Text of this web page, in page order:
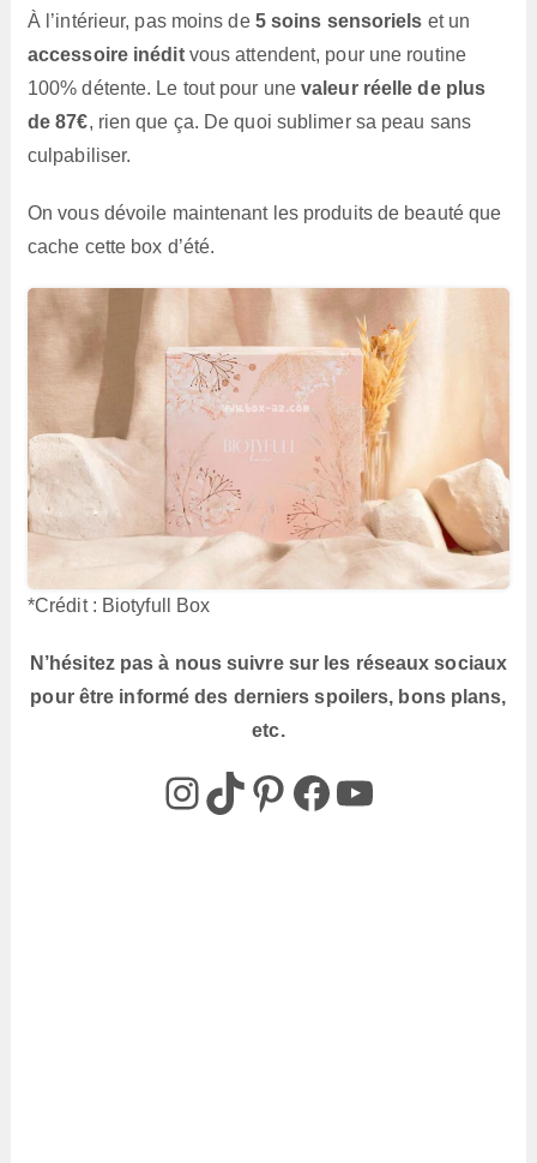
À l’intérieur, pas moins de 5 soins sensoriels et un
accessoire inéditvous attendent, pour une routine
100% détente. Le tout pour unevaleur réelle de plus
de 87€, rien que ça. De quoi sublimer sa peau sans
culpabiliser.
On vous dévoile maintenant les produits de beauté que
cache cette box d’été.
*Crédit : Biotyfull Box
N’hésitez pas à nous suivre sur les réseaux sociaux
pour être informé des derniers spoilers, bons plans,
etc.
@box_az_off
@box_azPinterest
Box AZ @Box-AZ